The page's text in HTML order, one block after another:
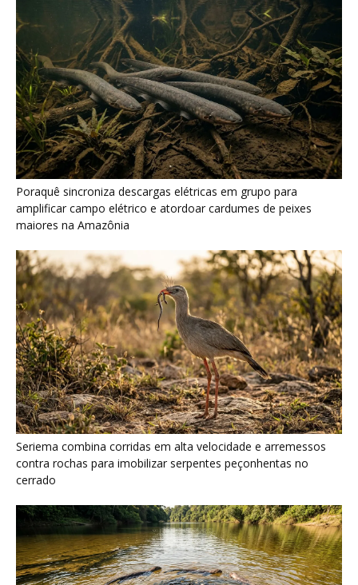
Seriema combina corridas em alta velocidade e arremessos
contra rochas para imobilizar serpentes peçonhentas no
cerrado
Ariranha sincroniza caça coletiva com vocalização subaquática
e cerca cardumes em rios rasos da Amazônia